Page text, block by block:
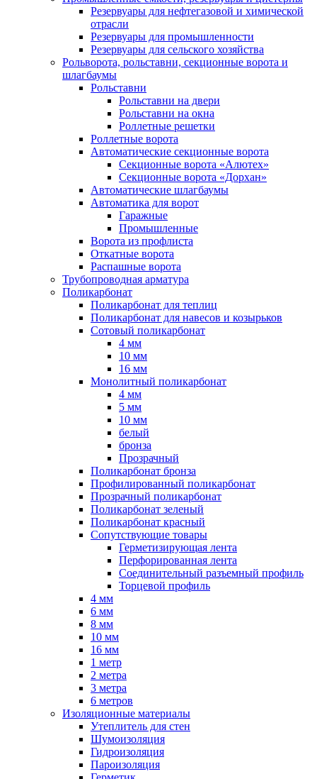
Резервуары для нефтегазовой и химической
отрасли
Резервуары для промышленности
Резервуары для сельского хозяйства
Рольворота, рольставни, секционные ворота и
шлагбаумы
Рольставни
Рольставни на двери
Рольставни на окна
Роллетные решетки
Роллетные ворота
Автоматические секционные ворота
Секционные ворота «Алютех»
Секционные ворота «Дорхан»
Автоматические шлагбаумы
Автоматика для ворот
Гаражные
Промышленные
Ворота из профлиста
Откатные ворота
Распашные ворота
Трубопроводная арматура
Поликарбонат
Поликарбонат для теплиц
Поликарбонат для навесов и козырьков
Сотовый поликарбонат
4 мм
10 мм
16 мм
Монолитный поликарбонат
4 мм
5 мм
10 мм
белый
бронза
Прозрачный
Поликарбонат бронза
Профилированный поликарбонат
Прозрачный поликарбонат
Поликарбонат зеленый
Поликарбонат красный
Сопутствующие товары
Герметизирующая лента
Перфорированная лента
Соединительный разъемный профиль
Торцевой профиль
4 мм
6 мм
8 мм
10 мм
16 мм
1 метр
2 метра
3 метра
6 метров
Изоляционные материалы
Утеплитель для стен
Шумоизоляция
Гидроизоляция
Пароизоляция